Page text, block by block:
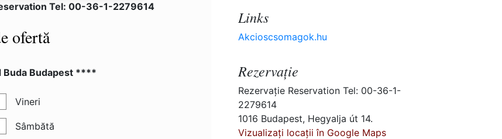
Tel: 00-36-1-2279614
ofertă
Budapest ****
Vineri
Sâmbătă
Links
Akcioscsomagok.hu
Rezervaţie
Rezervaţie Reservation Tel: 00-36-1-
2279614
1016 Budapest, Hegyalja út 14.
Vizualizați locații în Google Maps